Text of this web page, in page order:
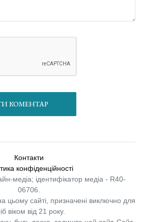
ОПУБЛІКУВАТИ КОМЕНТАР
Контакти
конфіденційності
медіа; ідентифікатор медіа - R40-
06706.
цьому сайті, призначені виключно для
віком від 21 року.